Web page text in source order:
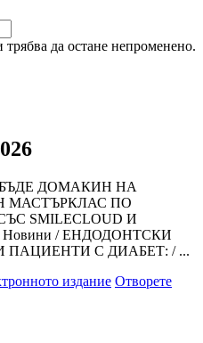
трябва да остане непроменено.
БЪДЕ ДОМАКИН НА
МАСТЪРКЛАС ПО
SMILECLOUD И
/ ЕНДОДОНТСКИ
ПАЦИЕНТИ С ДИАБЕТ: / ...
издание Отворете